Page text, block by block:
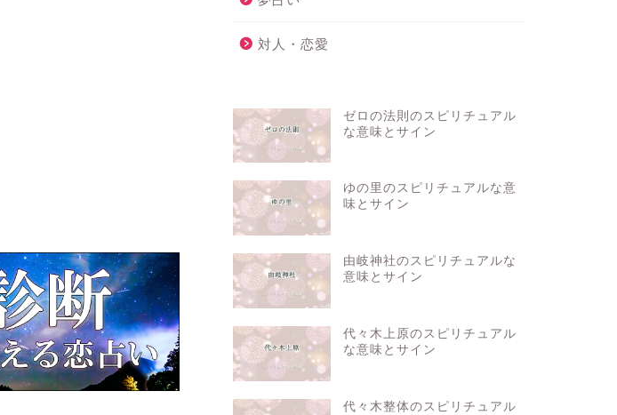
対人・恋愛
ゼロの法則のスピリチュアル
な意味とサイン
ゆの里のスピリチュアルな意
味とサイン
由岐神社のスピリチュアルな
意味とサイン
代々木上原のスピリチュアル
な意味とサイン
代々木整体のスピリチュアル